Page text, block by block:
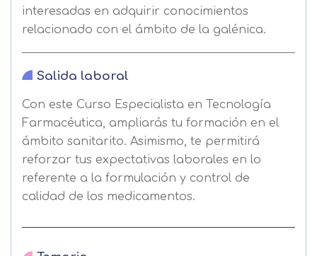
interesadas en adquirir conocimientos
relacionado con el ámbito de la galénica.
Salida laboral
Con este Curso Especialista en Tecnología
Farmacéutica, ampliarás tu formación en el
ámbito sanitarito. Asimismo, te permitirá
reforzar tus expectativas laborales en lo
referente a la formulación y control de
calidad de los medicamentos.